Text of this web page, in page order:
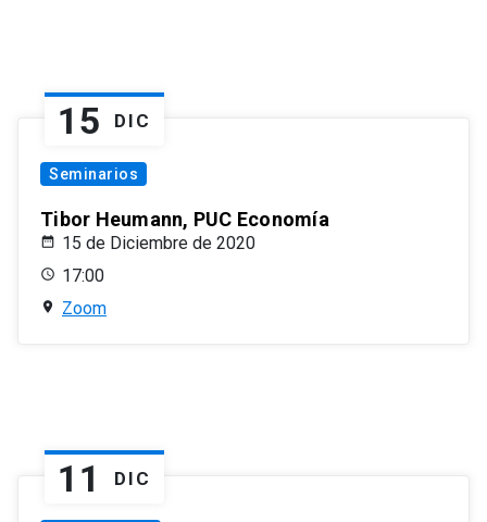
15 DIC
Seminarios
Tibor Heumann, PUC Economía
15 de Diciembre de 2020
17:00
Zoom
11 DIC